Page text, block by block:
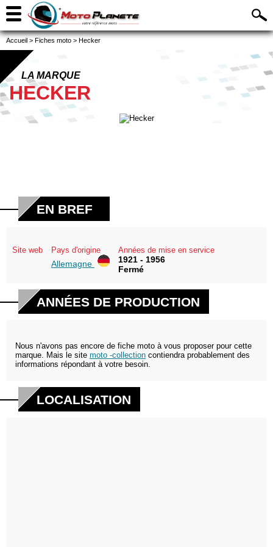
Accueil > Fiches moto > Hecker
LA MARQUE
HECKER
EN BREF
Site web Pays d'origine
Allemagne
Années de mise en service
1921 - 1956
Fermé
ANNÉES DE PRODUCTION
Nous n'avons pas encore de fiche moto à vous proposer pour cette
marque. Mais le site moto -collection contiendra probablement des
informations répondant à votre besoin.
LOCALISATION